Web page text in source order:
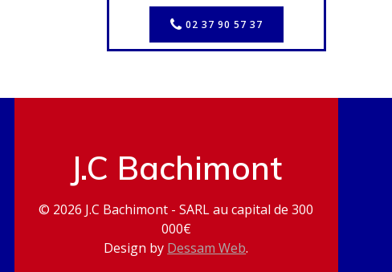
02 37 90 57 37
J.C Bachimont
© 2026 J.C Bachimont - SARL au capital de 300
000€
Design by Dessam Web.